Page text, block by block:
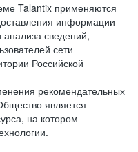
Talantix применяются
информации
анализа сведений,
сети
Российской
рекомендательных
является
на котором